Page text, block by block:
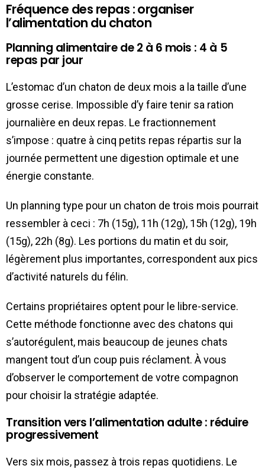
Fréquence des repas : organiser
l’alimentation du chaton
Planning alimentaire de 2 à 6 mois : 4 à 5
repas par jour
L’estomac d’un chaton de deux mois a la taille d’une
grosse cerise. Impossible d’y faire tenir sa ration
journalière en deux repas. Le fractionnement
s’impose : quatre à cinq petits repas répartis sur la
journée permettent une digestion optimale et une
énergie constante.
Un planning type pour un chaton de trois mois pourrait
ressembler à ceci : 7h (15g), 11h (12g), 15h (12g), 19h
(15g), 22h (8g). Les portions du matin et du soir,
légèrement plus importantes, correspondent aux pics
d’activité naturels du félin.
Certains propriétaires optent pour le libre-service.
Cette méthode fonctionne avec des chatons qui
s’autorégulent, mais beaucoup de jeunes chats
mangent tout d’un coup puis réclament. À vous
d’observer le comportement de votre compagnon
pour choisir la stratégie adaptée.
Transition vers l’alimentation adulte : réduire
progressivement
Vers six mois, passez à trois repas quotidiens. Le